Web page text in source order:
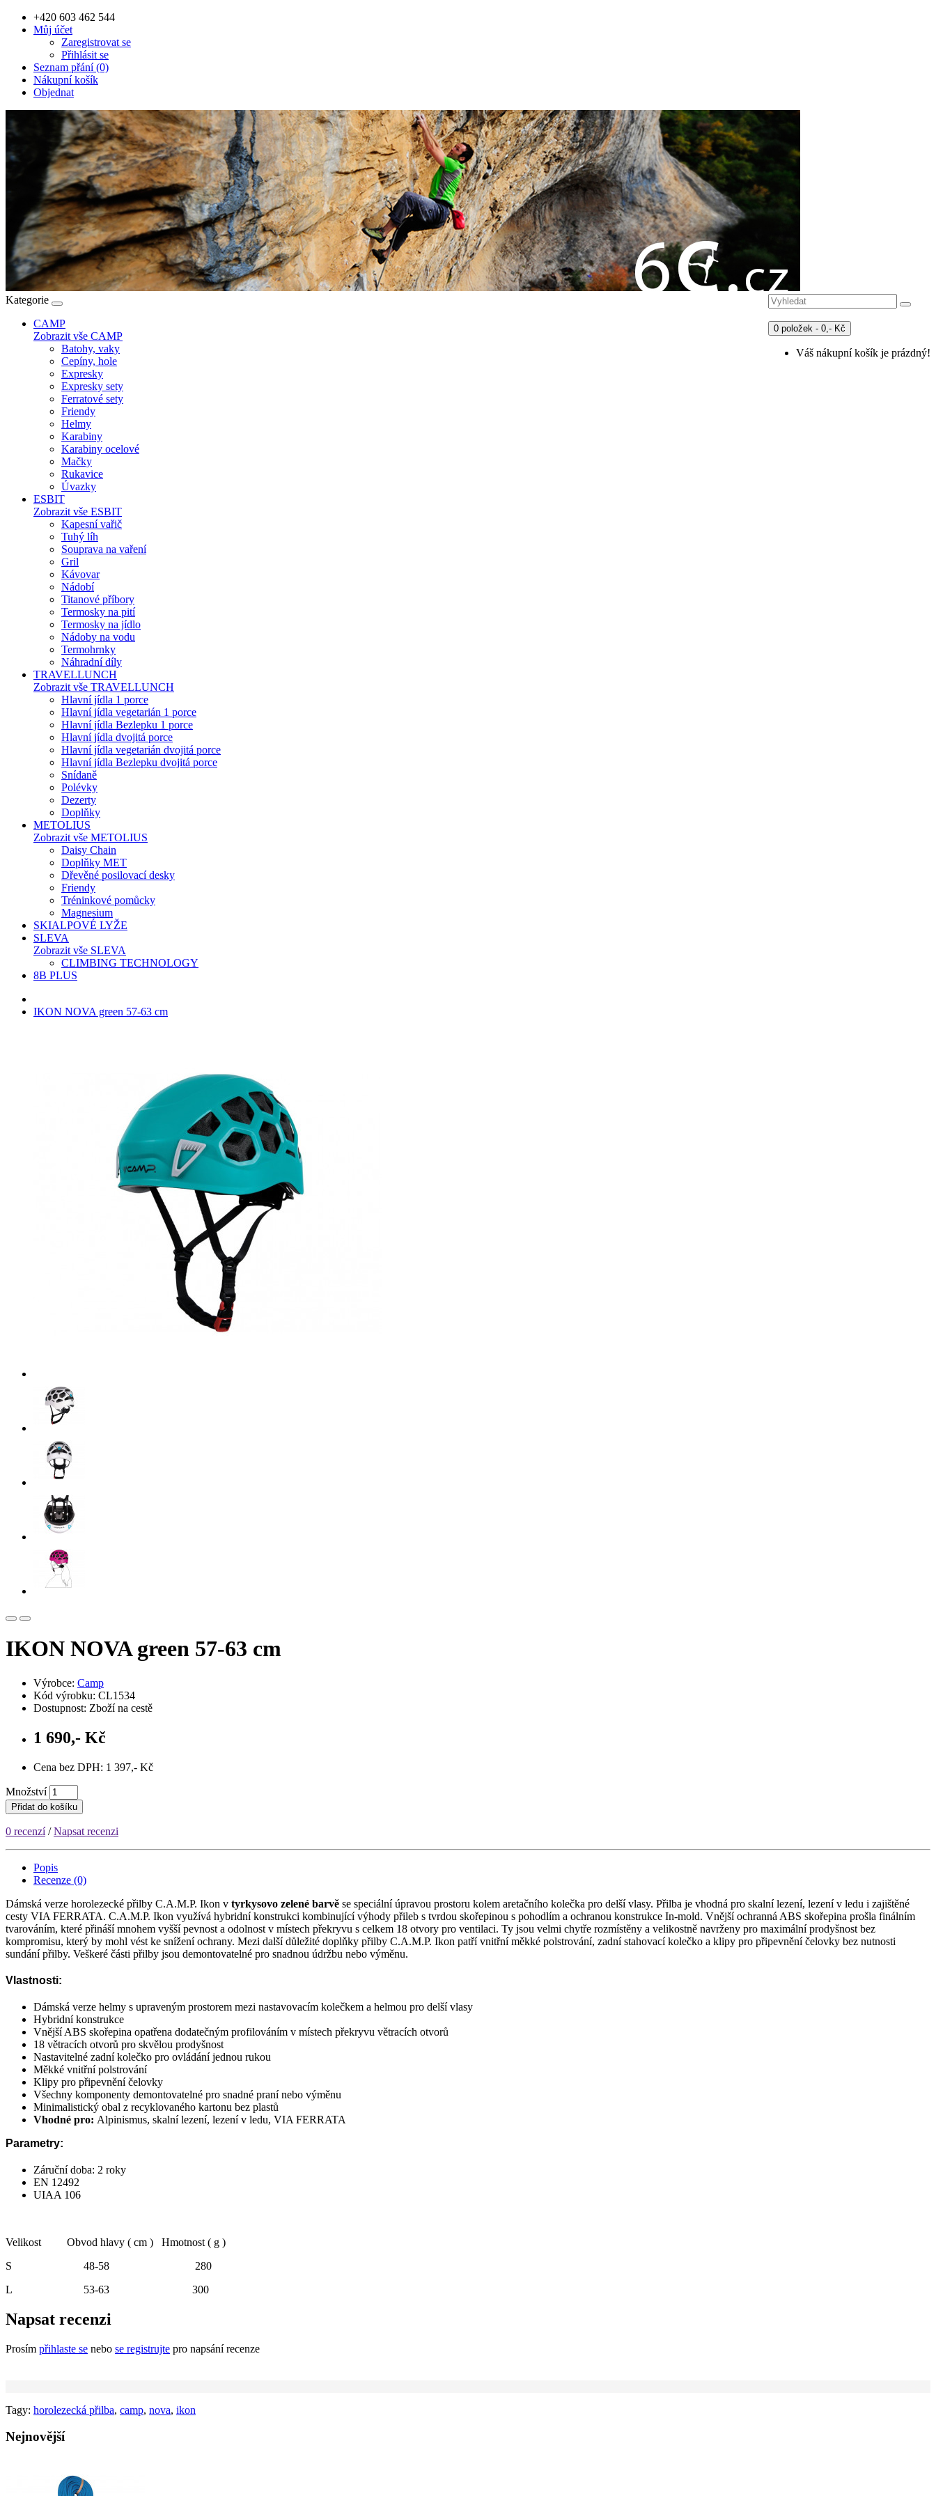
+420 603 462 544
Můj účet
Zaregistrovat se
Přihlásit se
Seznam přání (0)
Nákupní košík
Objednat
0 položek - 0,- Kč
Váš nákupní košík je prázdný!
Kategorie
CAMP
Zobrazit vše CAMP
Batohy, vaky
Cepíny, hole
Expresky
Expresky sety
Ferratové sety
Friendy
Helmy
Karabiny
Karabiny ocelové
Mačky
Rukavice
Úvazky
ESBIT
Zobrazit vše ESBIT
Kapesní vařič
Tuhý líh
Souprava na vaření
Gril
Kávovar
Nádobí
Titanové příbory
Termosky na pití
Termosky na jídlo
Nádoby na vodu
Termohrnky
Náhradní díly
TRAVELLUNCH
Zobrazit vše TRAVELLUNCH
Hlavní jídla 1 porce
Hlavní jídla vegetarián 1 porce
Hlavní jídla Bezlepku 1 porce
Hlavní jídla dvojitá porce
Hlavní jídla vegetarián dvojitá porce
Hlavní jídla Bezlepku dvojitá porce
Snídaně
Polévky
Dezerty
Doplňky
METOLIUS
Zobrazit vše METOLIUS
Daisy Chain
Doplňky MET
Dřevěné posilovací desky
Friendy
Tréninkové pomůcky
Magnesium
SKIALPOVÉ LYŽE
SLEVA
Zobrazit vše SLEVA
CLIMBING TECHNOLOGY
8B PLUS
IKON NOVA green 57-63 cm
IKON NOVA green 57-63 cm
Výrobce: Camp
Kód výrobku: CL1534
Dostupnost: Zboží na cestě
1 690,- Kč
Cena bez DPH: 1 397,- Kč
Množství
Přidat do košíku
0 recenzí/Napsat recenzi
Popis
Recenze (0)
Dámská verze horolezecké přilby C.A.M.P. Ikon v tyrkysovo zelené barvě se speciální úpravou prostoru kolem aretačního kolečka pro delší vlasy. Přilba je vhodná pro skalní lezení, lezení v ledu i zajištěné
cesty VIA FERRATA. C.A.M.P. Ikon využívá hybridní konstrukci kombinující výhody přileb s tvrdou skořepinou s pohodlím a ochranou konstrukce In-mold. Vnější ochranná ABS skořepina prošla finálním
tvarováním, které přináší mnohem vyšší pevnost a odolnost v místech překryvu s celkem 18 otvory pro ventilaci. Ty jsou velmi chytře rozmístěny a velikostně navrženy pro maximální prodyšnost bez
kompromisu, který by mohl vést ke snížení ochrany. Mezi další důležité doplňky přilby C.A.M.P. Ikon patří vnitřní měkké polstrování, zadní stahovací kolečko a klipy pro připevnění čelovky bez nutnosti
sundání přilby. Veškeré části přilby jsou demontovatelné pro snadnou údržbu nebo výměnu.
Vlastnosti:
Dámská verze helmy s upraveným prostorem mezi nastavovacím kolečkem a helmou pro delší vlasy
Hybridní konstrukce
Vnější ABS skořepina opatřena dodatečným profilováním v místech překryvu větracích otvorů
18 větracích otvorů pro skvělou prodyšnost
Nastavitelné zadní kolečko pro ovládání jednou rukou
Měkké vnitřní polstrování
Klipy pro připevnění čelovky
Všechny komponenty demontovatelné pro snadné praní nebo výměnu
Minimalistický obal z recyklovaného kartonu bez plastů
Vhodné pro: Alpinismus, skalní lezení, lezení v ledu, VIA FERRATA
Parametry:
Záruční doba: 2 roky
EN 12492
UIAA 106
Velikost Obvod hlavy ( cm )
Hmotnost ( g )
S
48-58
280
L
53-63 300
Napsat recenzi
Prosím přihlaste se nebo se registrujte pro napsání recenze
Tagy: horolezecká přilba, camp, nova, ikon
Nejnovější